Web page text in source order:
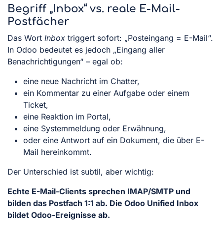
Begriff „Inbox“ vs. reale E-Mail-
Postfächer
Das Wort Inbox triggert sofort: „Posteingang = E-Mail“.
In Odoo bedeutet es jedoch „Eingang aller
Benachrichtigungen“ – egal ob:
eine neue Nachricht im Chatter,
ein Kommentar zu einer Aufgabe oder einem
Ticket,
eine Reaktion im Portal,
eine Systemmeldung oder Erwähnung,
oder eine Antwort auf ein Dokument, die über E-
Mail hereinkommt.
Der Unterschied ist subtil, aber wichtig:
Echte E-Mail-Clients sprechen IMAP/SMTP und
bilden das Postfach 1:1 ab. Die Odoo Unified Inbox
bildet Odoo-Ereignisse ab.